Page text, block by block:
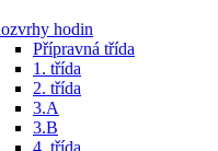
hodin
Přípravná třída
1. třída
2. třída
3.A
3.B
4. třída